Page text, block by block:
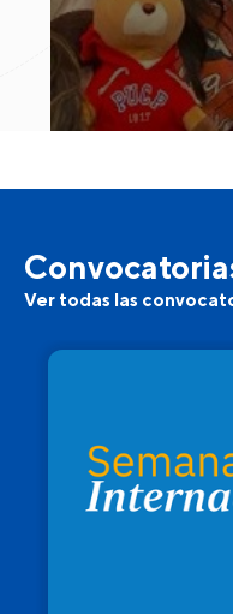
Ver todas las